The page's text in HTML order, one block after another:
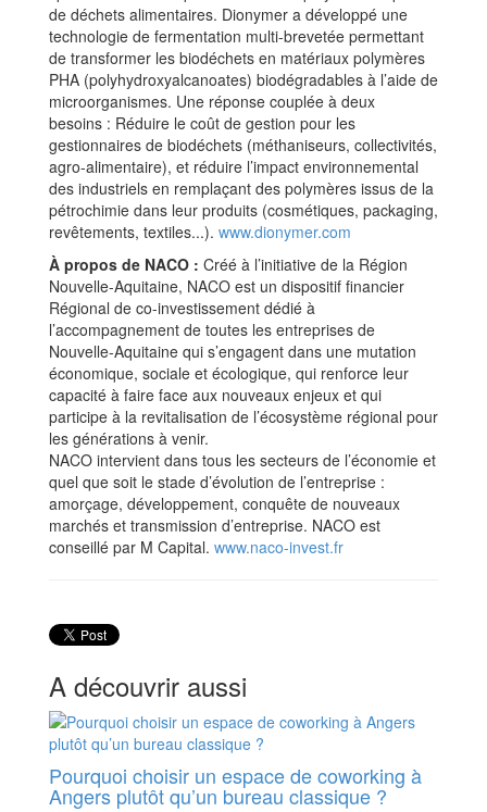
de déchets alimentaires. Dionymer a développé une
technologie de fermentation multi-brevetée permettant
de transformer les biodéchets en matériaux polymères
PHA (polyhydroxyalcanoates) biodégradables à l’aide de
microorganismes. Une réponse couplée à deux
besoins : Réduire le coût de gestion pour les
gestionnaires de biodéchets (méthaniseurs, collectivités,
agro-alimentaire), et réduire l’impact environnemental
des industriels en remplaçant des polymères issus de la
pétrochimie dans leur produits (cosmétiques, packaging,
revêtements, textiles...). www.dionymer.com
À propos de NACO : Créé à l’initiative de la Région
Nouvelle-Aquitaine, NACO est un dispositif financier
Régional de co-investissement dédié à
l’accompagnement de toutes les entreprises de
Nouvelle-Aquitaine qui s’engagent dans une mutation
économique, sociale et écologique, qui renforce leur
capacité à faire face aux nouveaux enjeux et qui
participe à la revitalisation de l’écosystème régional pour
les générations à venir.
NACO intervient dans tous les secteurs de l’économie et
quel que soit le stade d’évolution de l’entreprise :
amorçage, développement, conquête de nouveaux
marchés et transmission d’entreprise. NACO est
conseillé par M Capital. www.naco-invest.fr
A découvrir aussi
Pourquoi choisir un espace de coworking à
Angers plutôt qu’un bureau classique ?